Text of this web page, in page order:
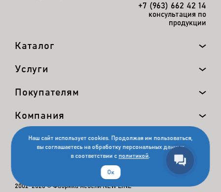
+7 (963) 662 42 14
консультация по
продукции
Каталог
Услуги
Покупателям
Компания
2002-2026 © Фабрика мебели NEW LINE
Наш сайт использует cookies. Продолжая им пользоваться,
вы соглашаетесь на обработку персональных данных
в соответствии с политикой.
Ок